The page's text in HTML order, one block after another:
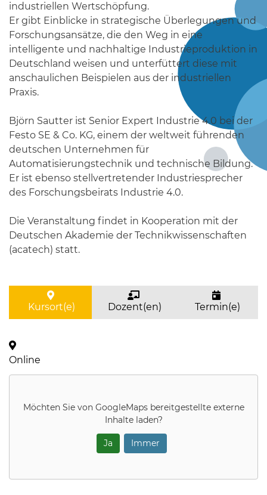
industriellen Wertschöpfung.
Er gibt Einblicke in strategische Überlegungen und
Forschungsansätze, die den Weg in eine
intelligente und nachhaltige Industrieproduktion in
Deutschland weisen und unterfüttert diese mit
anschaulichen Beispielen aus der industriellen
Praxis.
Björn Sautter ist Senior Expert Industrie 4.0 bei der
Festo SE & Co. KG, einem der weltweit führenden
deutschen Unternehmen für
Automatisierungstechnik und technische Bildung.
Er ist ebenso stellvertretender Industriesprecher
des Forschungsbeirats Industrie 4.0.
Die Veranstaltung findet in Kooperation mit der
Deutschen Akademie der Technikwissenschaften
(acatech) statt.
Kursort(e) Dozent(en) Termin(e)
Online
Möchten Sie von GoogleMapsbereitgestellte externe
Inhalte laden?
Ja Immer